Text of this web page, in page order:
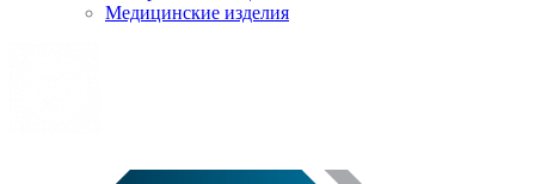
Медицинские изделия